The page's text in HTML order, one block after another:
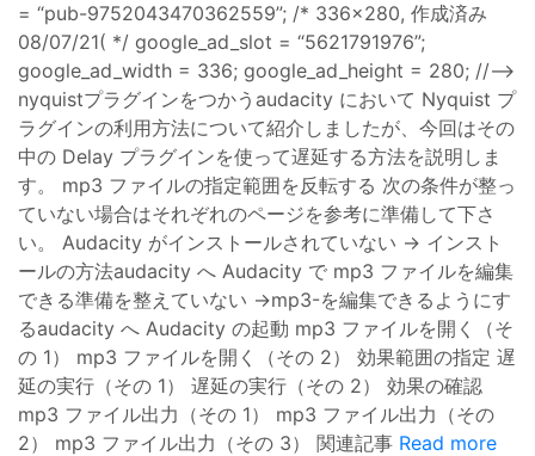
= “pub-9752043470362559”; /* 336x280, 作成済み
08/07/21( */ google_ad_slot = “5621791976”;
google_ad_width = 336; google_ad_height = 280; //–>
nyquistプラグインをつかうaudacity において Nyquist プ
ラグインの利用方法について紹介しましたが、今回はその
中の Delay プラグインを使って遅延する方法を説明しま
す。 mp3 ファイルの指定範囲を反転する 次の条件が整っ
ていない場合はそれぞれのページを参考に準備して下さ
い。 Audacity がインストールされていない → インスト
ールの方法audacity へ Audacity で mp3 ファイルを編集
できる準備を整えていない →mp3-を編集できるようにす
るaudacity へ Audacity の起動 mp3 ファイルを開く（そ
の 1） mp3 ファイルを開く（その 2） 効果範囲の指定 遅
延の実行（その 1） 遅延の実行（その 2） 効果の確認
mp3 ファイル出力（その 1） mp3 ファイル出力（その
2） mp3 ファイル出力（その 3） 関連記事 Read more